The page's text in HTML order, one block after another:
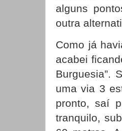
alguns
outra
Como já
acabei
Burguesia”.
uma via 3
pronto, saí
tranquilo,